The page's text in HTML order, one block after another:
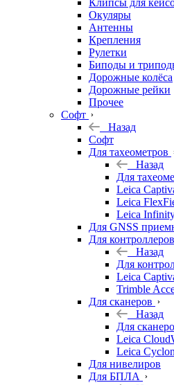
Клипсы для
Окуляры
Антенны
Крепления
Рулетки
Биподы и
Дорожные колёса
Дорожные рейки
Прочее
Софт
Назад
Софт
Для тахеометров
Назад
Для
Leica
Leica
Leica
Для GNSS
Для контроллеров
Назад
Для
Leica
Trimble
Для сканеров
Назад
Для
Leica
Leica
Для нивелиров
Для БПЛА